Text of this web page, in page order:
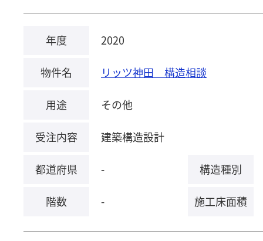
年度 2020
物件名 リッツ神田 構造相談
用途 その他
受注内容 建築構造設計
都道府県 - 構造種別
階数 - 施工床面積